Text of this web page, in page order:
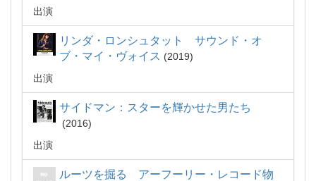
出演
リンダ・ロンシュタット サウンド・オ
ブ・マイ・ヴォイス
2019
出演
サイドマン：スターを輝かせた男たち
2016
出演
ルーツを掘る アーフーリー・レコード物